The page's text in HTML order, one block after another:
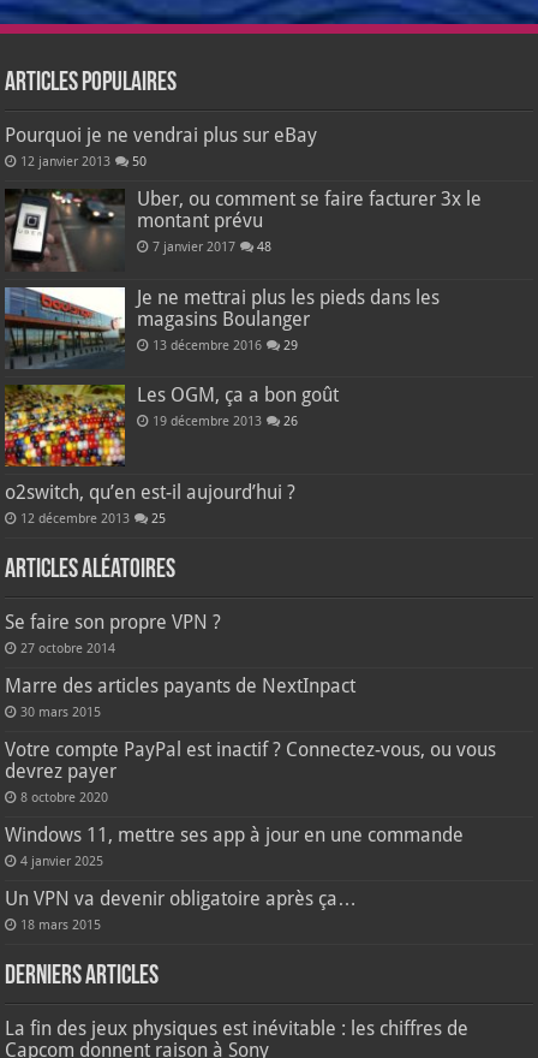
Articles populaires
Pourquoi je ne vendrai plus sur eBay
12 janvier 2013 50
Uber, ou comment se faire facturer 3x le
montant prévu
7 janvier 2017 48
Je ne mettrai plus les pieds dans les
magasins Boulanger
13 décembre 2016 29
Les OGM, ça a bon goût
19 décembre 2013 26
o2switch, qu’en est-il aujourd’hui ?
12 décembre 2013 25
Articles aléatoires
Se faire son propre VPN ?
27 octobre 2014
Marre des articles payants de NextInpact
30 mars 2015
Votre compte PayPal est inactif ? Connectez-vous, ou vous
devrez payer
8 octobre 2020
Windows 11, mettre ses app à jour en une commande
4 janvier 2025
Un VPN va devenir obligatoire après ça…
18 mars 2015
Derniers articles
La fin des jeux physiques est inévitable : les chiffres de
Capcom donnent raison à Sony